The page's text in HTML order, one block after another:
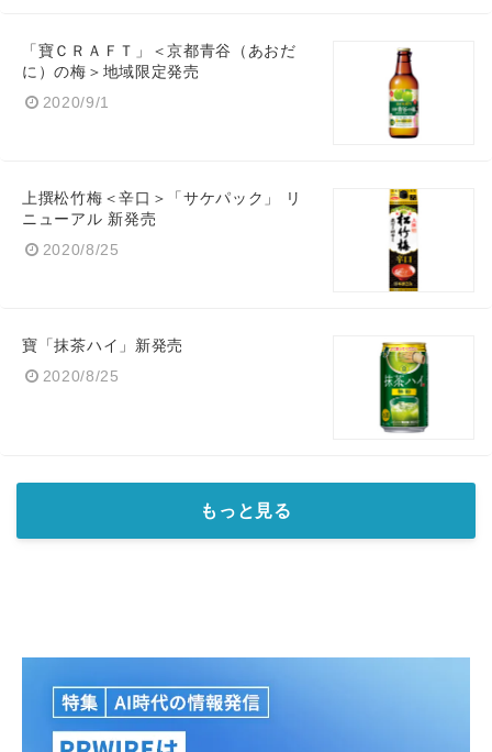
「寶ＣＲＡＦＴ」＜京都青谷（あおだ
に）の梅＞地域限定発売
2020/9/1
上撰松竹梅＜辛口＞「サケパック」 リ
ニューアル 新発売
2020/8/25
寶「抹茶ハイ」新発売
2020/8/25
もっと見る